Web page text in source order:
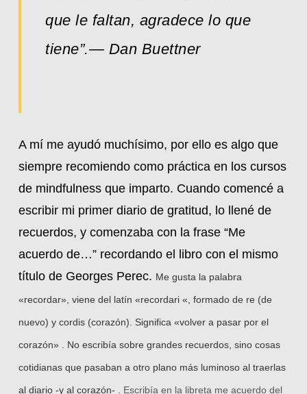
que le faltan, agradece lo que
tiene”.— Dan Buettner
A mí me ayudó muchísimo, por ello es algo que
siempre recomiendo como práctica en los cursos
de mindfulness que imparto. Cuando comencé a
escribir mi primer diario de gratitud, lo llené de
recuerdos, y comenzaba con la frase “Me
acuerdo de…” recordando el libro con el mismo
título de Georges Perec. Me gusta la palabra
«recordar», viene del latín «recordari «, formado de re (de
nuevo) y cordis (corazón). Significa «volver a pasar por el
corazón» . No escribía sobre grandes recuerdos, sino cosas
cotidianas que pasaban a otro plano más luminoso al traerlas
al diario -y al corazón- . Escribía en la libreta me acuerdo del